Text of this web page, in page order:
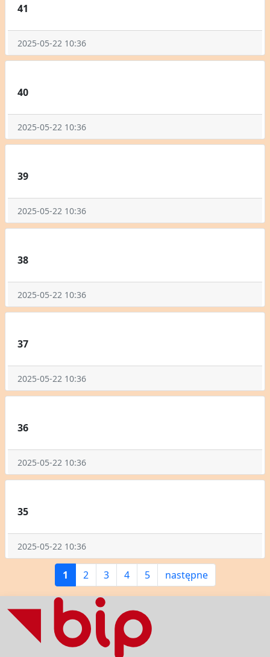
41
2025-05-22 10:36
40
2025-05-22 10:36
39
2025-05-22 10:36
38
2025-05-22 10:36
37
2025-05-22 10:36
36
2025-05-22 10:36
35
2025-05-22 10:36
1 2 3 4 5 następne